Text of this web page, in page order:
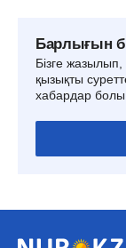
Барлығын
Бізге
қызықты
хабардар